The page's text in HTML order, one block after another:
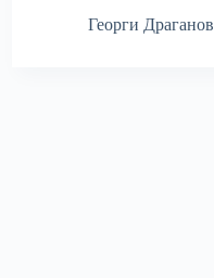
Георги Драганов